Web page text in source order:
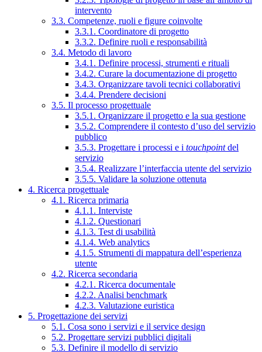
intervento
3.3. Competenze, ruoli e figure coinvolte
3.3.1. Coordinatore di progetto
3.3.2. Definire ruoli e responsabilità
3.4. Metodo di lavoro
3.4.1. Definire processi, strumenti e rituali
3.4.2. Curare la documentazione di progetto
3.4.3. Organizzare tavoli tecnici collaborativi
3.4.4. Prendere decisioni
3.5. Il processo progettuale
3.5.1. Organizzare il progetto e la sua gestione
3.5.2. Comprendere il contesto d’uso del servizio
pubblico
3.5.3. Progettare i processi e i touchpointdel
servizio
3.5.4. Realizzare l’interfaccia utente del servizio
3.5.5. Validare la soluzione ottenuta
4. Ricerca progettuale
4.1. Ricerca primaria
4.1.1. Interviste
4.1.2. Questionari
4.1.3. Test di usabilità
4.1.4. Web analytics
4.1.5. Strumenti di mappatura dell’esperienza
utente
4.2. Ricerca secondaria
4.2.1. Ricerca documentale
4.2.2. Analisi benchmark
4.2.3. Valutazione euristica
5. Progettazione dei servizi
5.1. Cosa sono i servizi e il service design
5.2. Progettare servizi pubblici digitali
5.3. Definire il modello di servizio